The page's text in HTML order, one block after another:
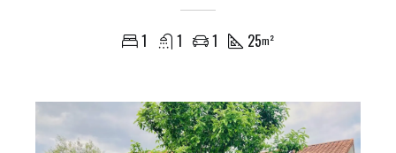
1 1 1 25m²